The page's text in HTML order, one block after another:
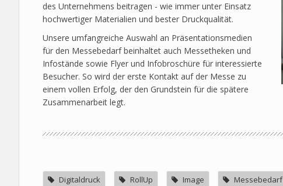
des Unternehmens beitragen - wie immer unter Einsatz
hochwertiger Materialien und bester Druckqualität.
Unsere umfangreiche Auswahl an Präsentationsmedien
für den Messebedarf beinhaltet auch Messetheken und
Infostände sowie Flyer und Infobroschüre für interessierte
Besucher. So wird der erste Kontakt auf der Messe zu
einem vollen Erfolg, der den Grundstein für die spätere
Zusammenarbeit legt.
Digitaldruck RollUp Image Messebedarf